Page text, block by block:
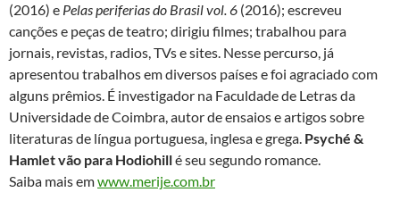
(2016) e Pelas periferias do Brasil vol. 6 (2016); escreveu
canções e peças de teatro; dirigiu filmes; trabalhou para
jornais, revistas, radios, TVs e sites. Nesse percurso, já
apresentou trabalhos em diversos países e foi agraciado com
alguns prêmios. É investigador na Faculdade de Letras da
Universidade de Coimbra, autor de ensaios e artigos sobre
literaturas de língua portuguesa, inglesa e grega. Psyché &
Hamlet vão para Hodiohillé seu segundo romance.
Saiba mais emwww.merije.com.br